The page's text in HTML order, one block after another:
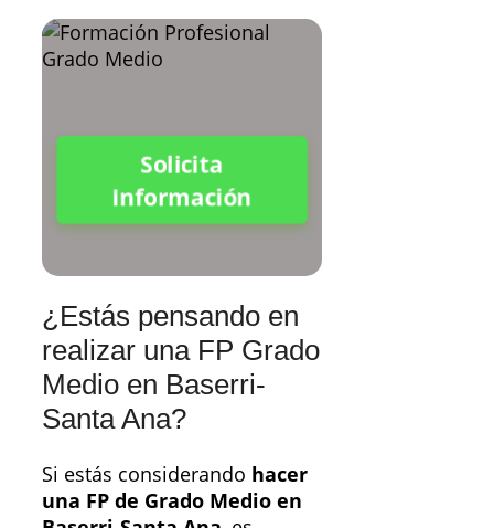
Solicita
Información
¿Estás pensando en
realizar una FP Grado
Medio en Baserri-
Santa Ana?
Si estás considerando hacer
una FP de Grado Medio en